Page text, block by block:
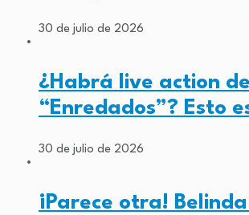
30 de julio de 2026
¿Habrá live action de
“Enredados”? Esto
30 de julio de 2026
¡Parece otra!